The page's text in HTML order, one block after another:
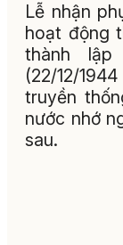
Lễ nhận
hoạt động
thành
(22/12/
truyền
nước nhớ
sau.